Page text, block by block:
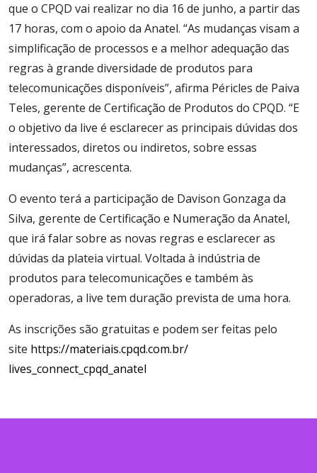
que o CPQD vai realizar no dia 16 de junho, a partir das
17 horas, com o apoio da Anatel. “As mudanças visam a
simplificação de processos e a melhor adequação das
regras à grande diversidade de produtos para
telecomunicações disponíveis”, afirma Péricles de Paiva
Teles, gerente de Certificação de Produtos do CPQD. “E
o objetivo da live é esclarecer as principais dúvidas dos
interessados, diretos ou indiretos, sobre essas
mudanças”, acrescenta.
O evento terá a participação de Davison Gonzaga da
Silva, gerente de Certificação e Numeração da Anatel,
que irá falar sobre as novas regras e esclarecer as
dúvidas da plateia virtual. Voltada à indústria de
produtos para telecomunicações e também às
operadoras, a live tem duração prevista de uma hora.
As inscrições são gratuitas e podem ser feitas pelo
site https://materiais.cpqd.com.br/
lives_connect_cpqd_anatel